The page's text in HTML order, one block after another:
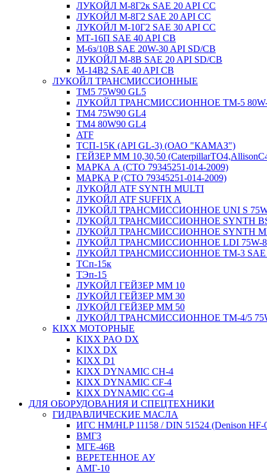
ЛУКОЙЛ М-8Г2к SAE 20 API CC
ЛУКОЙЛ М-8Г2 SAE 20 API CC
ЛУКОЙЛ М-10Г2 SAE 30 API CC
МТ-16П SAE 40 API CB
М-6з/10В SAE 20W-30 API SD/CB
ЛУКОЙЛ М-8В SAE 20 API SD/CB
М-14В2 SAE 40 API CB
ЛУКОЙЛ ТРАНСМИССИОННЫЕ
ТМ5 75W90 GL5
ЛУКОЙЛ ТРАНСМИССИОННОЕ ТМ-5 80W-
ТМ4 75W90 GL4
ТМ4 80W90 GL4
ATF
ТСП-15К (API GL-3) (ОАО "КАМАЗ")
ГЕЙЗЕР ММ 10,30,50
МАРКА А (СТО 79345251-014-2009)
МАРКА Р (СТО 79345251-014-2009)
ЛУКОЙЛ ATF SYNTH MULTI
ЛУКОЙЛ ATF SUFFIX A
ЛУКОЙЛ ТРАНСМИССИОННОЕ UNI S
ЛУКОЙЛ ТРАНСМИССИОННОЕ SYNTH
ЛУКОЙЛ ТРАНСМИССИОННОЕ SYNTH
ЛУКОЙЛ ТРАНСМИССИОННОЕ LDI 75W-
ЛУКОЙЛ ТРАНСМИССИОННОЕ ТМ-3 SAE
TСп-15к
ТЭп-15
ЛУКОЙЛ ГЕЙЗЕР ММ 10
ЛУКОЙЛ ГЕЙЗЕР ММ 30
ЛУКОЙЛ ГЕЙЗЕР ММ 50
ЛУКОЙЛ ТРАНСМИССИОННОЕ ТМ-4/5
KIXX МОТОРНЫЕ
KIXX PAO DX
KIXX DX
KIXX D1
KIXX DYNAMIC CH-4
KIXX DYNAMIC CF-4
KIXX DYNAMIC CG-4
ДЛЯ ОБОРУДОВАНИЯ И СПЕЦТЕХНИКИ
ГИДРАВЛИЧЕСКИЕ МАСЛА
ИГС HM/HLP 11158 / DIN 51524 (Denison HF-
ВМГЗ
МГЕ-46В
ВЕРЕТЕННОЕ АУ
АМГ-10